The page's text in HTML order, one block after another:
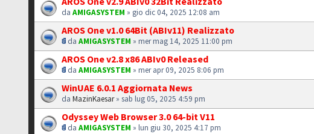
daAMIGASYSTEM » gio dic 04, 2025 12:08 am
AROS One v1.0 64Bit (ABIv11) Realizzato
daAMIGASYSTEM » mer mag 14, 2025 11:00 pm
AROS One v2.8 x86 ABIv0 Released
daAMIGASYSTEM » mer apr 09, 2025 8:06 pm
WinUAE 6.0.1 Aggiornata News
daMazinKaesar» sab lug 05, 2025 4:59 pm
Odyssey Web Browser 3.0 64-bit V11
daAMIGASYSTEM » lun giu 30, 2025 4:17 pm